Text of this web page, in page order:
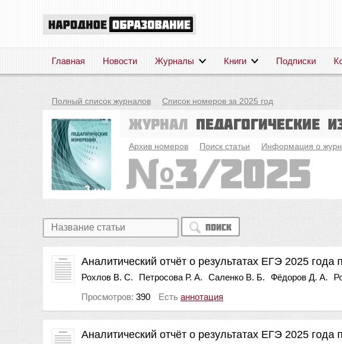
Главная Новости Журналы Книги Подписки
Полный список журналов Список номеров за 2025 год
Журнал Педагогические
Архив номеров Поиск статьи Информация о
3/2025
Поиск
Аналитический отчёт о результатах ЕГЭ 2025 года
Рохлов В. С. Петросова Р. А. Саленко В. Б. Фёдоров Д. А.
Просмотров: 390 Есть аннотация
Аналитический отчёт о результатах ЕГЭ 2025 года